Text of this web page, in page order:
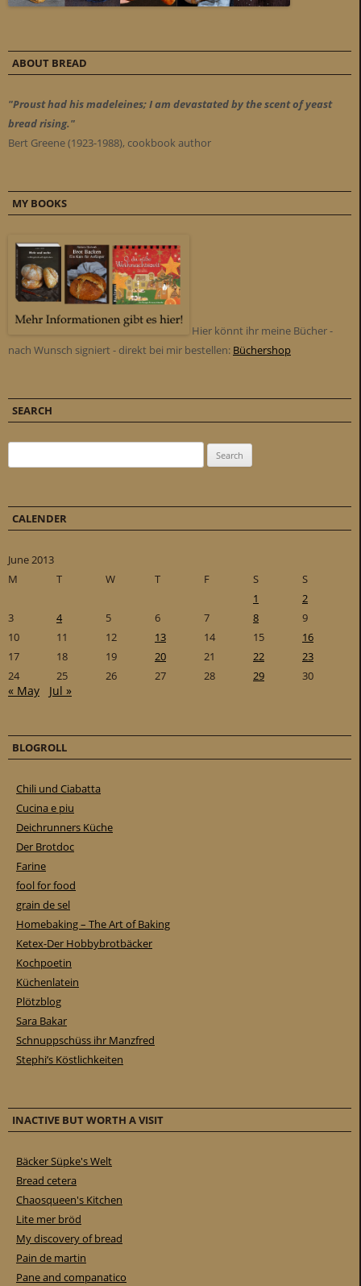
ABOUT BREAD
"Proust had his madeleines; I am devastated by the scent of yeast
bread rising."
Bert Greene (1923-1988), cookbook author
MY BOOKS
Hier könnt ihr meine Bücher -
nach Wunsch signiert - direkt bei mir bestellen: Büchershop
SEARCH
CALENDER
June 2013
M
T W T F S
S
1
2
3
4 5 6 7 8
9
10
11 12 13 14 15
16
17
18 19 20 21 22
23
24
25 26 27 28 29 30
« May Jul »
BLOGROLL
Chili und Ciabatta
Cucina e piu
Deichrunners Küche
Der Brotdoc
Farine
fool for food
grain de sel
Homebaking – The Art of Baking
Ketex-Der Hobbybrotbäcker
Kochpoetin
Küchenlatein
Plötzblog
Sara Bakar
Schnuppschüss ihr Manzfred
Stephi’s Köstlichkeiten
INACTIVE BUT WORTH A VISIT
Bäcker Süpke's Welt
Bread cetera
Chaosqueen's Kitchen
Lite mer bröd
My discovery of bread
Pain de martin
Pane and companatico